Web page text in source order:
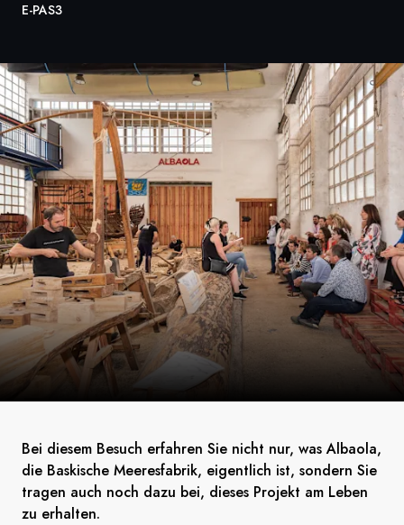
E-PAS3
Bei diesem Besuch erfahren Sie nicht nur, was Albaola,
die Baskische Meeresfabrik, eigentlich ist, sondern Sie
tragen auch noch dazu bei, dieses Projekt am Leben
zu erhalten.